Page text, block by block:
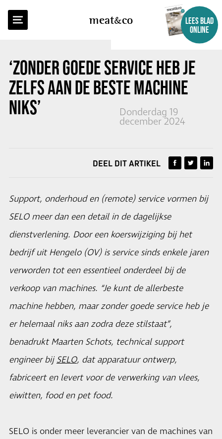
meatco
LEES BLAD
ONLINE
‘ZONDER GOEDE SERVICE HEB JE
ZELFS AAN DE BESTE MACHINE
NIKS’
Donderdag 19
december 2024
TERUG NAAR OVERZICHT
DEEL DIT ARTIKEL
Support, onderhoud en (remote) service vormen bij
SELO meer dan een detail in de dagelijkse
dienstverlening. Door een koerswijziging bij het
bedrijf uit Hengelo (OV) is service sinds enkele jaren
verworden tot een essentieel onderdeel bij de
verkoop van machines. “Je kunt de allerbeste
machine hebben, maar zonder goede service heb je
er helemaal niks aan zodra deze stilstaat”,
benadrukt Maarten Schots, technical support
engineer bijSELO, dat apparatuur ontwerp,
fabriceert en levert voor de verwerking van vlees,
eiwitten, food en pet food.
SELO is onder meer leverancier van de machines van